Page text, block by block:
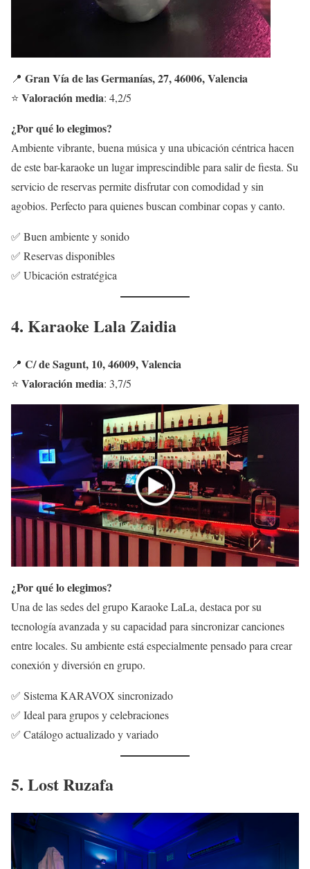
📍 Gran Vía de las Germanías, 27, 46006, Valencia
⭐ Valoración media: 4,2/5
¿Por qué lo elegimos?
Ambiente vibrante, buena música y una ubicación céntrica hacen
de este bar-karaoke un lugar imprescindible para salir de fiesta. Su
servicio de reservas permite disfrutar con comodidad y sin
agobios. Perfecto para quienes buscan combinar copas y canto.
✅ Buen ambiente y sonido
✅ Reservas disponibles
✅ Ubicación estratégica
4. Karaoke Lala Zaidia
📍 C/ de Sagunt, 10, 46009, Valencia
⭐ Valoración media: 3,7/5
¿Por qué lo elegimos?
Una de las sedes del grupo Karaoke LaLa, destaca por su
tecnología avanzada y su capacidad para sincronizar canciones
entre locales. Su ambiente está especialmente pensado para crear
conexión y diversión en grupo.
✅ Sistema KARAVOX sincronizado
✅ Ideal para grupos y celebraciones
✅ Catálogo actualizado y variado
5. Lost Ruzafa